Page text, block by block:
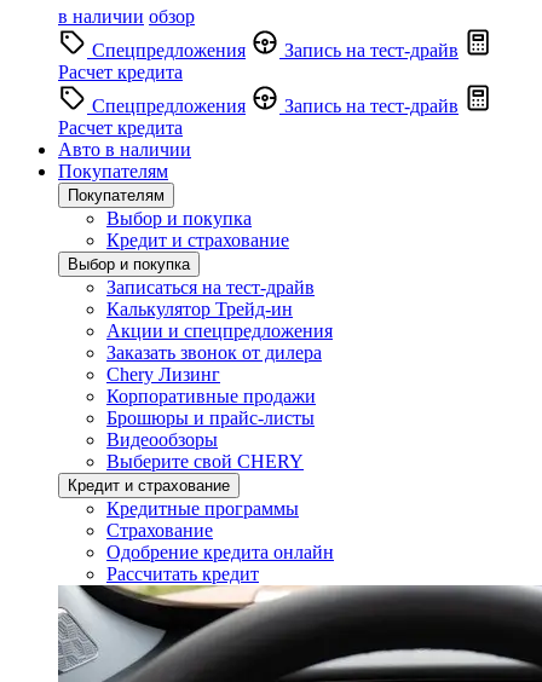
в наличии обзор
Спецпредложения
Запись на тест-драйв
Расчет кредита
Спецпредложения
Запись на тест-драйв
Расчет кредита
Авто в наличии
Покупателям
Покупателям
Выбор и покупка
Кредит и страхование
Выбор и покупка
Записаться на тест-драйв
Калькулятор Трейд-ин
Акции и спецпредложения
Заказать звонок от дилера
Chery Лизинг
Корпоративные продажи
Брошюры и прайс-листы
Видеообзоры
Выберите свой CHERY
Кредит и страхование
Кредитные программы
Страхование
Одобрение кредита онлайн
Рассчитать кредит